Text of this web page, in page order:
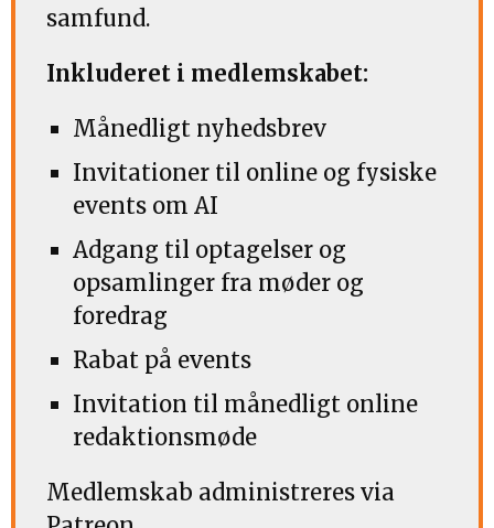
samfund.
Inkluderet i medlemskabet:
Månedligt nyhedsbrev
Invitationer til online og fysiske
events om AI
Adgang til optagelser og
opsamlinger fra møder og
foredrag
Rabat på events
Invitation til månedligt online
redaktionsmøde
Medlemskab administreres via